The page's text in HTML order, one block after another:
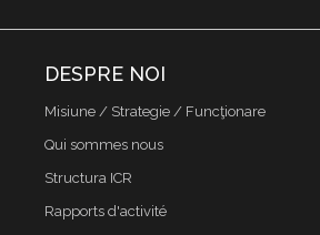
DESPRE NOI
Misiune / Strategie / Funcţionare
Qui sommes nous
Structura ICR
Rapports d'activité